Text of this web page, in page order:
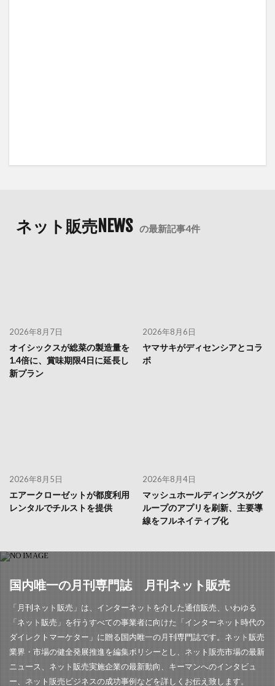
ネット販売NEWS の最新記事4件
2026年8月7日
オイシックスが総菜の製造量を
1.4倍に、賞味期限4日に延長し
新プラン
2026年8月6日
ヤマサキがディセンシアとコラ
ボ
2026年8月5日
エアークローゼットが都度利用
レンタルでチルストを提供
2026年8月4日
マッシュホールディングスがグ
ループのアプリを刷新、主要導
線をフルネイティブ化
国内唯一の月刊専門誌 月刊ネット販売
「月刊ネット販売」は、インターネットを介した通信販売、いわゆる
「ネット販売」を行うすべての事業者に向けた「インターネット時代の
ダイレクトマーケター」に贈る国内唯一の月刊専門誌です。ネット販売
業界・市場の健全発展推進を編集ポリシーとし、ネット販売市場の最新
ニュース、ネット販売実施企業の最新動向、キーマンへのインタビュ
ー、ネット販売ビジネスの成功事例などを詳しくお伝え致します。